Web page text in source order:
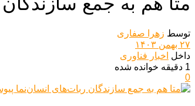
توسط زهرا صفاری
۲۷ بهمن ۱۴۰۳
داخل اخبار فناوری
1 دقیقه خوانده شده
0